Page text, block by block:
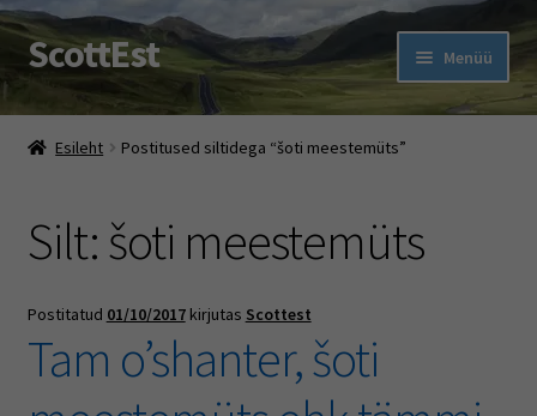
Liigu
navigeerimisele
Liigu
sisu
ScottEst Menüü
Pood
Ava
Šoti pidu
Rootsi keele kursused
Muud jutud
Esileht Postitused siltidega “šoti meestemüts”
Silt:šoti meestemüts
Postitatud 01/10/2017 kirjutas Scottest
Tam o’shanter, šoti